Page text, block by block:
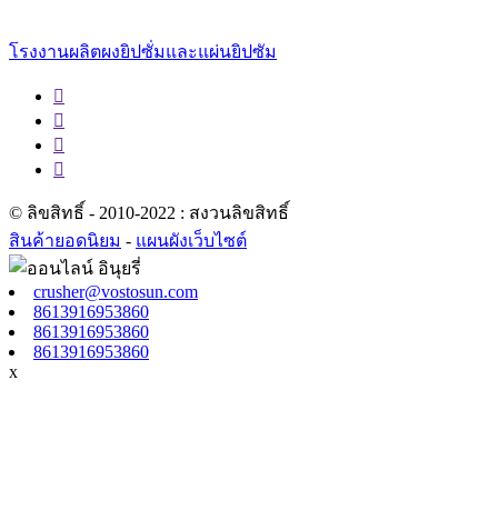
โรงงานผลิตผงยิปซั่มและแผ่นยิปซัม




© ลิขสิทธิ์ - 2010-2022 : สงวนลิขสิทธิ์
สินค้ายอดนิยม - แผนผังเว็บไซต์
crusher@vostosun.com
8613916953860
8613916953860
8613916953860
x